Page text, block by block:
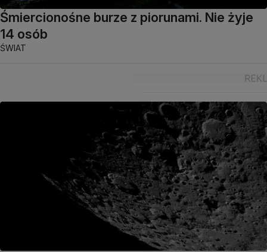
Śmiercionośne burze z piorunami. Nie żyje
14 osób
ŚWIAT